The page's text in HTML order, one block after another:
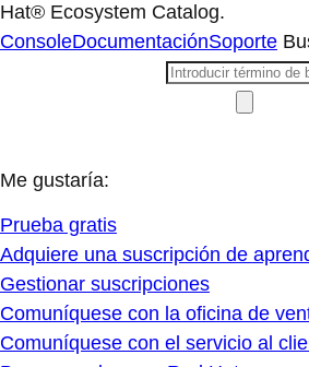
Hat® Ecosystem Catalog.
ConsoleDocumentaciónSoporte
Me gustaría:
Prueba gratis
Adquiere una suscripción de
Gestionar suscripciones
Comuníquese con la oficina de
Comuníquese con el servicio al